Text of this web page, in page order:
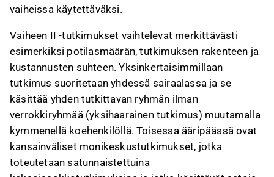
vaiheissa käytettäväksi.
Vaiheen II -tutkimukset vaihtelevat merkittävästi
esimerkiksi potilasmäärän, tutkimuksen rakenteen ja
kustannusten suhteen. Yksinkertaisimmillaan
tutkimus suoritetaan yhdessä sairaalassa ja se
käsittää yhden tutkittavan ryhmän ilman
verrokkiryhmää (yksihaarainen tutkimus) muutamalla
kymmenellä koehenkilöllä. Toisessa ääripäässä ovat
kansainväliset monikeskustutkimukset, jotka
toteutetaan satunnaistettuina